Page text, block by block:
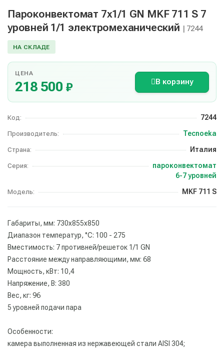
Пароконвектомат 7х1/1 GN MKF 711 S 7
уровней 1/1 электромеханический | 7244
НА СКЛАДЕ
ЦЕНА
218 500 ₽ В корзину
Код: 7244
Производитель: Tecnoeka
Страна: Италия
Серия:
пароконвектомат
6-7 уровней
Модель: MKF 711 S
Габариты, мм: 730x855x850
Диапазон температур, °С: 100 - 275
Вместимость: 7 противней/решеток 1/1 GN
Расстояние между направляющими, мм: 68
Мощность, кВт: 10,4
Напряжение, В: 380
Вес, кг: 96
5 уровней подачи пара
Особенности:
камера выполненная из нержавеющей стали AISI 304;